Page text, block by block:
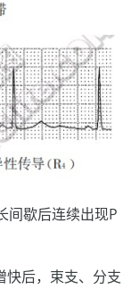
间歇后连续出现P
快后，束支、分支